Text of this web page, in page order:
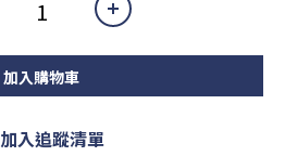
加入購物車
加入追蹤清單